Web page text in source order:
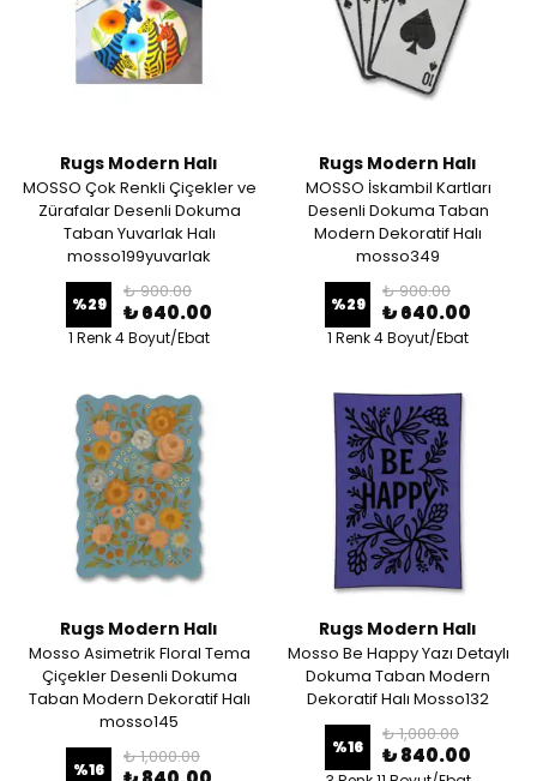
Rugs Modern Halı
MOSSO Çok Renkli Çiçekler ve
Zürafalar Desenli Dokuma
Taban Yuvarlak Halı
mosso199yuvarlak
%29
₺ 900.00
₺ 640.00
1 Renk 4 Boyut/Ebat
Rugs Modern Halı
MOSSO İskambil Kartları
Desenli Dokuma Taban
Modern Dekoratif Halı
mosso349
%29
₺ 900.00
₺ 640.00
1 Renk 4 Boyut/Ebat
Rugs Modern Halı
Mosso Asimetrik Floral Tema
Çiçekler Desenli Dokuma
Taban Modern Dekoratif Halı
mosso145
%16
₺ 1,000.00
Rugs Modern Halı
Mosso Be Happy Yazı Detaylı
Dokuma Taban Modern
Dekoratif Halı Mosso132
%16
₺ 1,000.00
₺ 840.00